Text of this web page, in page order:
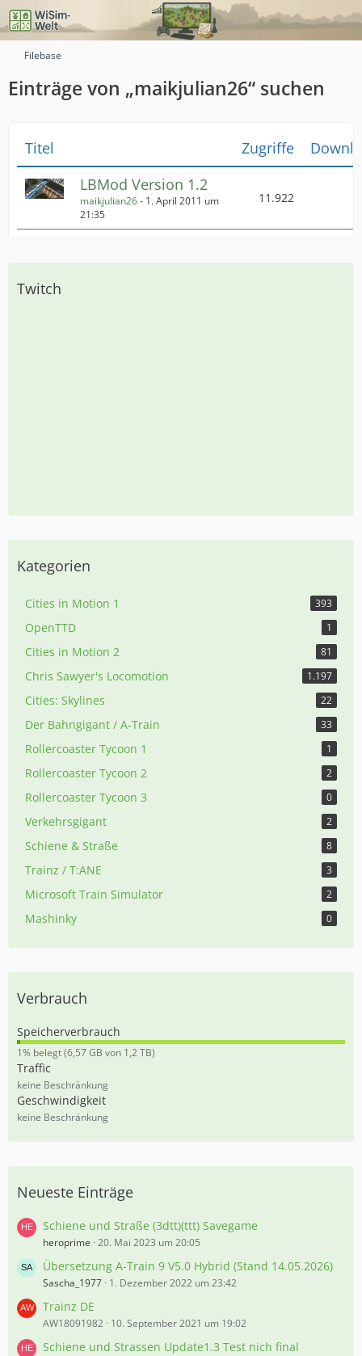
Filebase
Einträge von „maikjulian26“ suchen
Titel Zugriffe
LBMod Version 1.2
maikjulian26- 1. April 2011 um
21:35
11.922
Twitch
Kategorien
Cities in Motion 1 393
OpenTTD 1
Cities in Motion 2 81
Chris Sawyer's Locomotion 1.197
Cities: Skylines 22
Der Bahngigant / A-Train 33
Rollercoaster Tycoon 1 1
Rollercoaster Tycoon 2 2
Rollercoaster Tycoon 3 0
Verkehrsgigant 2
Schiene & Straße 8
Trainz / T:ANE 3
Microsoft Train Simulator 2
Mashinky 0
Verbrauch
Speicherverbrauch
0
,
5
5
%
1% belegt (6,57 GB von 1,2 TB)
Traffic
keine Beschränkung
Geschwindigkeit
keine Beschränkung
Neueste Einträge
Schiene und Straße (3dtt)(ttt) Savegame
heroprime 20. Mai 2023 um 20:05
Übersetzung A-Train 9 V5.0 Hybrid (Stand 14.05.2026)
Sascha_1977 1. Dezember 2022 um 23:42
Trainz DE
AW18091982 10. September 2021 um 19:02
Schiene und Strassen Update1.3 Test nich final